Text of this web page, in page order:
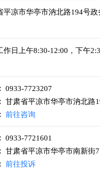
平凉市华亭市汭北路194号
作日上午8:30-12:00，下午
0933-7723207
甘肃省平凉市华亭市汭北路
前往咨询
0933-7721601
甘肃省平凉市华亭市南新街
前往投诉